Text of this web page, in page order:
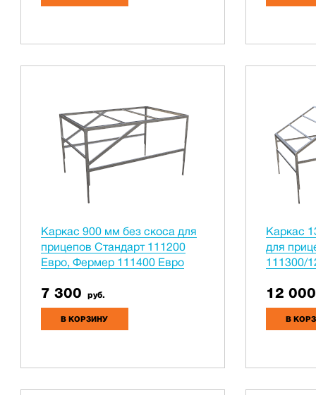
Каркас 900 мм без скоса для
прицепов Стандарт 111200
Евро, Фермер 111400 Евро
7 300 руб.
В КОРЗИНУ
Каркас
для
111300/
12 000
В